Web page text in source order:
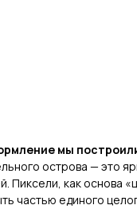
мы
острова — это
Пиксели, как основа
частью единого